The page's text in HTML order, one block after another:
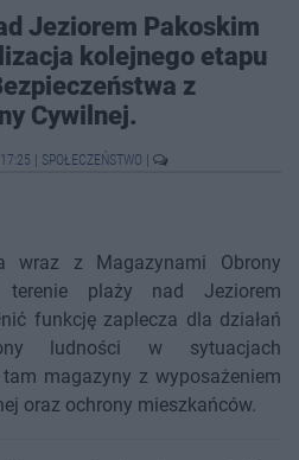
Jeziorem Pakoskim
kolejnego etapu
z
Cywilnej.
SPOŁECZEŃSTWO
wraz z Magazynami Obrony
plaży nad Jeziorem
funkcję zaplecza dla działań
ludności w sytuacjach
magazyny z wyposażeniem
oraz ochrony mieszkańców.